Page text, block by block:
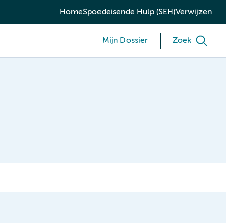
HomeSpoedeisende Hulp (SEH)Verwijzen
Mijn Dossier Zoek